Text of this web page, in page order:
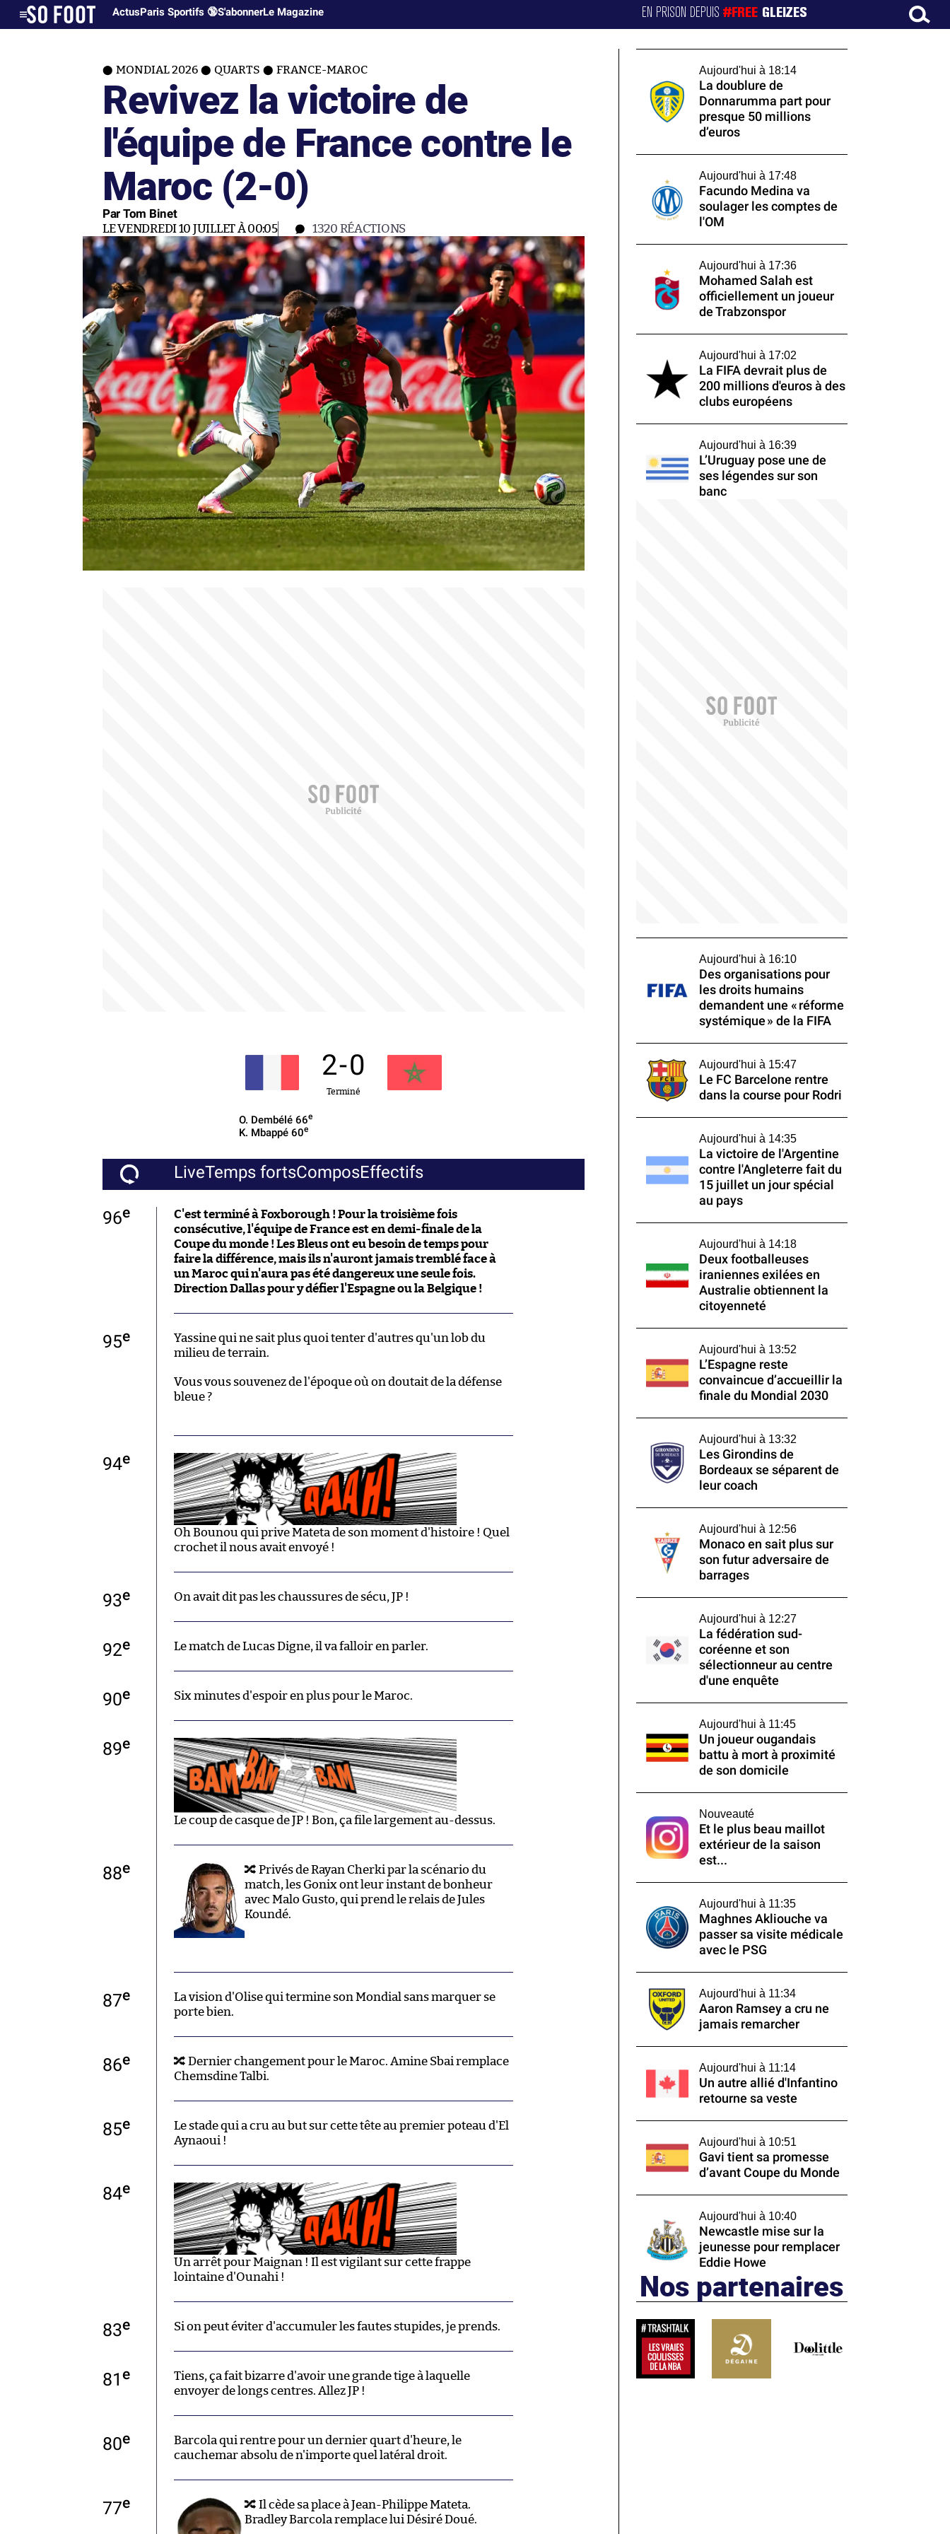
ActusParis Sportifs 🔞S'abonnerLe Magazine EN PRISON DEPUIS#FREE GLEIZES
MONDIAL 2026 QUARTS FRANCE-MAROC
Revivez la victoire de
l'équipe de France contre le
Maroc (2-0)
Par Tom Binet
LE VENDREDI 10 JUILLET À 00:05 1320 RÉACTIONS
2-0
Terminé
O. Dembélé 66e
K. Mbappé 60e
LiveTemps fortsComposEffectifs
96e
C'est terminé à Foxborough ! Pour la troisième fois
consécutive, l'équipe de France est en demi-finale de la
Coupe du monde ! Les Bleus ont eu besoin de temps pour
faire la différence, mais ils n'auront jamais tremblé face à
un Maroc qui n'aura pas été dangereux une seule fois.
Direction Dallas pour y défier l'Espagne ou la Belgique !
95e
Yassine qui ne sait plus quoi tenter d'autres qu'un lob du
milieu de terrain.
Vous vous souvenez de l'époque où on doutait de la défense
bleue ?
94e
Oh Bounou qui prive Mateta de son moment d'histoire ! Quel
crochet il nous avait envoyé !
93e On avait dit pas les chaussures de sécu, JP !
92e Le match de Lucas Digne, il va falloir en parler.
90e Six minutes d'espoir en plus pour le Maroc.
89e
Le coup de casque de JP ! Bon, ça file largement au-dessus.
88e
🔀 Privés de Rayan Cherki par la scénario du
match, les Gonix ont leur instant de bonheur
avec Malo Gusto, qui prend le relais de Jules
Koundé.
87e
La vision d'Olise qui termine son Mondial sans marquer se
porte bien.
86e
🔀 Dernier changement pour le Maroc. Amine Sbai remplace
Chemsdine Talbi.
85e
Le stade qui a cru au but sur cette tête au premier poteau d'El
Aynaoui !
84e
Un arrêt pour Maignan ! Il est vigilant sur cette frappe
lointaine d'Ounahi !
83e Si on peut éviter d'accumuler les fautes stupides, je prends.
81 e
Tiens, ça fait bizarre d'avoir une grande tige à laquelle
envoyer de longs centres. Allez JP !
80e
Barcola qui rentre pour un dernier quart d'heure, le
cauchemar absolu de n'importe quel latéral droit.
77e
🔀 Il cède sa place à Jean-Philippe Mateta.
Bradley Barcola remplace lui Désiré Doué.
Aujourd'hui à 18:14
La doublure de
Donnarumma part pour
presque 50 millions
d’euros
Aujourd'hui à 17:48
Facundo Medina va
soulager les comptes de
l'OM
Aujourd'hui à 17:36
Mohamed Salah est
officiellement un joueur
de Trabzonspor
Aujourd'hui à 17:02
La FIFA devrait plus de
200 millions d'euros à des
clubs européens
Aujourd'hui à 16:39
L’Uruguay pose une de
ses légendes sur son
banc
Aujourd'hui à 16:10
Des organisations pour
les droits humains
demandent une « réforme
systémique » de la FIFA
Aujourd'hui à 15:47
Le FC Barcelone rentre
dans la course pour Rodri
Aujourd'hui à 14:35
La victoire de l'Argentine
contre l'Angleterre fait du
15 juillet un jour spécial
au pays
Aujourd'hui à 14:18
Deux footballeuses
iraniennes exilées en
Australie obtiennent la
citoyenneté
Aujourd'hui à 13:52
L’Espagne reste
convaincue d’accueillir la
finale du Mondial 2030
Aujourd'hui à 13:32
Les Girondins de
Bordeaux se séparent de
leur coach
Aujourd'hui à 12:56
Monaco en sait plus sur
son futur adversaire de
barrages
Aujourd'hui à 12:27
La fédération sud-
coréenne et son
sélectionneur au centre
d'une enquête
Aujourd'hui à 11:45
Un joueur ougandais
battu à mort à proximité
de son domicile
Nouveauté
Et le plus beau maillot
extérieur de la saison
est...
Aujourd'hui à 11:35
Maghnes Akliouche va
passer sa visite médicale
avec le PSG
Aujourd'hui à 11:34
Aaron Ramsey a cru ne
jamais remarcher
Aujourd'hui à 11:14
Un autre allié d'Infantino
retourne sa veste
Aujourd'hui à 10:51
Gavi tient sa promesse
d’avant Coupe du Monde
Aujourd'hui à 10:40
Newcastle mise sur la
jeunesse pour remplacer
Eddie Howe
Nos partenaires